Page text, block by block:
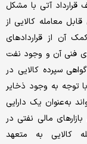
قرارداد آتی با مشکل
معامله کالایی از
آن از قراردادهای
فنی آن و وجود نفت
سپرده کالایی در
توجه به وجود ذخایر
به‌عنوان یک دارایی
مالی نفتی در
کالایی به متعهد